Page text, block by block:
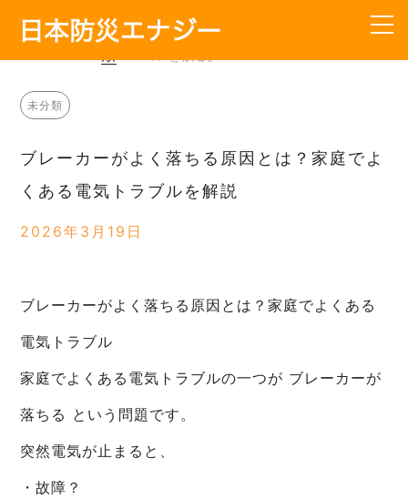
分
は？家庭でよくある電気トラブ
未分類
ブレーカーがよく落ちる原因とは？家庭でよ
くある電気トラブルを解説
2026年3月19日
ブレーカーがよく落ちる原因とは？家庭でよくある
電気トラブル
家庭でよくある電気トラブルの一つが ブレーカーが
落ちる という問題です。
突然電気が止まると、
・故障？
よくあるご質問